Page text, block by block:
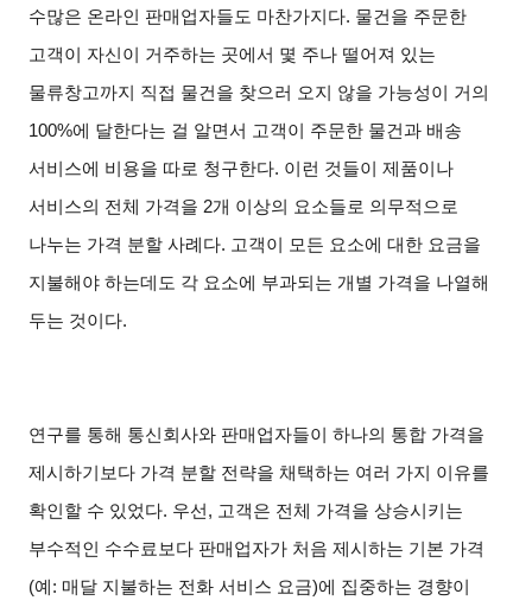
수많은 온라인 판매업자들도 마찬가지다. 물건을 주문한
고객이 자신이 거주하는 곳에서 몇 주나 떨어져 있는
물류창고까지 직접 물건을 찾으러 오지 않을 가능성이 거의
100%에 달한다는 걸 알면서 고객이 주문한 물건과 배송
서비스에 비용을 따로 청구한다. 이런 것들이 제품이나
서비스의 전체 가격을 2개 이상의 요소들로 의무적으로
나누는 가격 분할 사례다. 고객이 모든 요소에 대한 요금을
지불해야 하는데도 각 요소에 부과되는 개별 가격을 나열해
두는 것이다.
연구를 통해 통신회사와 판매업자들이 하나의 통합 가격을
제시하기보다 가격 분할 전략을 채택하는 여러 가지 이유를
확인할 수 있었다. 우선 , 고객은 전체 가격을 상승시키는
부수적인 수수료보다 판매업자가 처음 제시하는 기본 가격
(예 :매달 지불하는 전화 서비스 요금)에 집중하는 경향이